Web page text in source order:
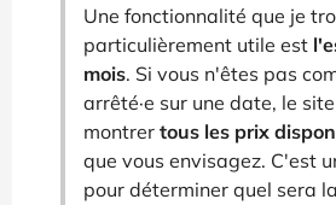
Une fonctionnalité que je
particulièrement utile est
mois. Si vous n'êtes pas
arrêté·e sur une date, le
montrer tous les prix
que vous envisagez. C'est
pour déterminer quel sera